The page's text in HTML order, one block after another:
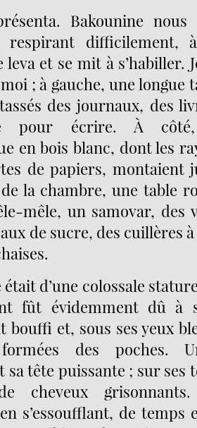
Bakounine
respirant difficilement,
leva et se mit à s’habiller.
; à gauche, une longue
des journaux, des
pour écrire. À
en bois blanc, dont les
de papiers, montaient
la chambre, une table
mêle, un samovar, des
de sucre, des cuillères
d’une colossale
fût évidemment dû à
bouffi et, sous ses yeux
formées des poches.
tête puissante ; sur ses
cheveux
s’essoufflant, de